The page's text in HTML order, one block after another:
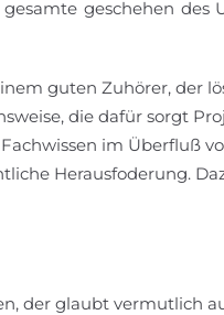
geschehen des
guten Zuhörer, der
die dafür sorgt
im Überfluß
Herausfoderung.
der glaubt vermutlich